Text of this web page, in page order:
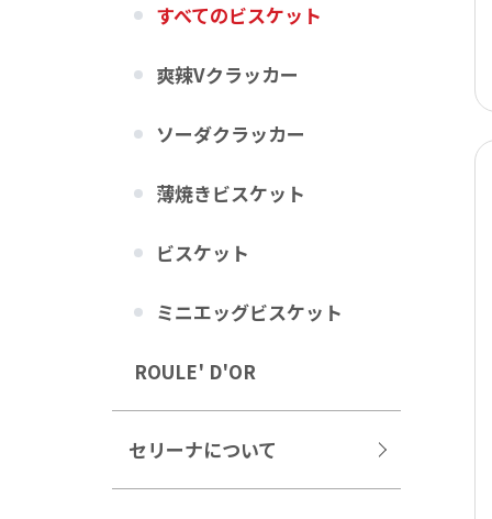
すべてのビスケット
爽辣Vクラッカー
ソーダクラッカー
薄焼きビスケット
ビスケット
ミニエッグビスケット
ROULE' D'OR
セリーナについて